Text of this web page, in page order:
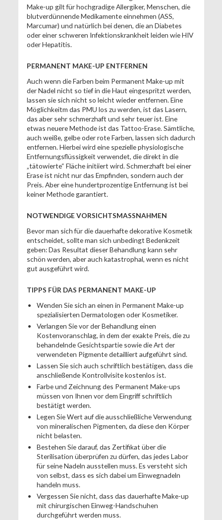
Make-up gilt für hochgradige Allergiker, Menschen, die
blutverdünnende Medikamente einnehmen (ASS,
Marcumar) und natürlich bei denen, die an Diabetes
oder einer schweren Infektionskrankheit leiden wie HIV
oder Hepatitis.
PERMANENT MAKE-UP ENTFERNEN
Auch wenn die Farben beim Permanent Make-up mit
der Nadel nicht so tief in die Haut eingespritzt werden,
lassen sie sich nicht so leicht wieder entfernen. Eine
Möglichkeitm das PMU los zu werden, ist das Lasern,
das aber sehr schmerzhaft und sehr teuer ist. Eine
etwas neuere Methode ist das Tattoo-Erase. Sämtliche,
auch weiße, gelbe oder rote Farben, lassen sich dadurch
entfernen. Hierbei wird eine spezielle physiologische
Entfernungsflüssigkeit verwendet, die direkt in die
„tätowierte“ Fläche initiiert wird. Schmerzhaft bei einer
Erase ist nicht nur das Empfinden, sondern auch der
Preis. Aber eine hundertprozentige Entfernung ist bei
keiner Methode garantiert.
NOTWENDIGE VORSICHTSMASSNAHMEN
Bevor man sich für die dauerhafte dekorative Kosmetik
entscheidet, sollte man sich unbedingt Bedenkzeit
geben: Das Resultat dieser Behandlung kann sehr
schön werden, aber auch katastrophal, wenn es nicht
gut ausgeführt wird.
TIPPS FÜR DAS PERMANENT MAKE-UP
Wenden Sie sich an einen in Permanent Make-up
spezialisierten Dermatologen oder Kosmetiker.
Verlangen Sie vor der Behandlung einen
Kostenvoranschlag, in dem der exakte Preis, die zu
behandelnde Gesichtspartie sowie die Art der
verwendeten Pigmente detailliert aufgeführt sind.
Lassen Sie sich auch schriftlich bestätigen, dass die
anschließende Kontrollvisite kostenlos ist.
Farbe und Zeichnung des Permanent Make-ups
müssen von Ihnen vor dem Eingriff schriftlich
bestätigt werden.
Legen Sie Wert auf die ausschließliche Verwendung
von mineralischen Pigmenten, da diese den Körper
nicht belasten.
Bestehen Sie darauf, das Zertifikat über die
Sterilisation überprüfen zu dürfen, das jedes Labor
für seine Nadeln ausstellen muss. Es versteht sich
von selbst, dass es sich dabei um Einwegnadeln
handeln muss.
Vergessen Sie nicht, dass das dauerhafte Make-up
mit chirurgischen Einweg-Handschuhen
durchgeführt werden muss.